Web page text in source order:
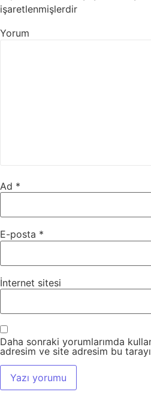
işaretlenmişlerdir
Yorum
Ad *
E-posta *
İnternet sitesi
Daha sonraki yorumlarımda
adresim ve site adresim bu